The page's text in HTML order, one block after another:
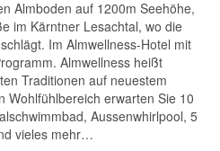
Almboden auf 1200m Seehöhe,
im Kärntner Lesachtal, wo die
Im Almwellness-Hotel mit
Almwellness heißt
Traditionen auf neuestem
Wohlfühlbereich erwarten Sie 10
Aussenwhirlpool, 5
vieles mehr…